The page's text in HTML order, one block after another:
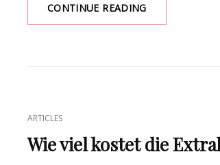
CONTINUE READINGWARUM
IHR
MUSS
DER
ROUTE
CAT
LINKS
ARTICLES
Wie viel kostet die